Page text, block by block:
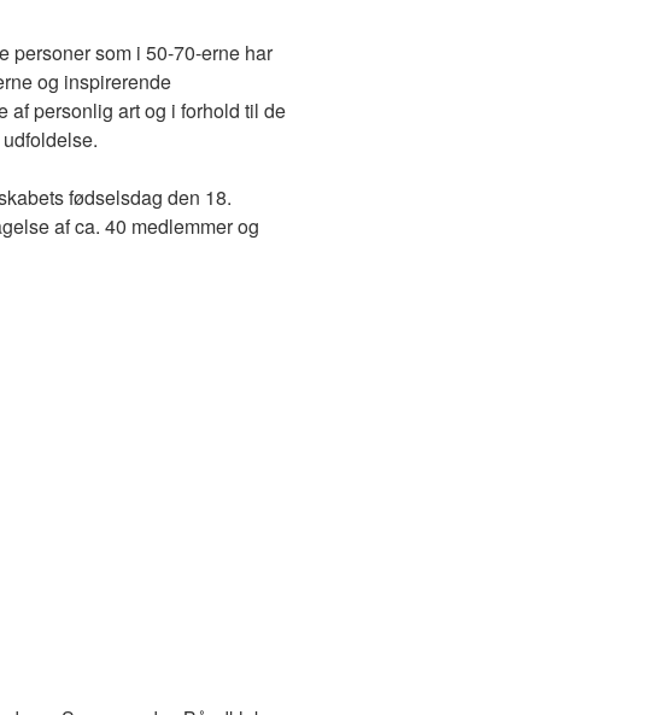
personer som i 50-70-erne har
og inspirerende
af personlig art og i forhold til de
fødselsdag den 18.
af ca. 40 medlemmer og